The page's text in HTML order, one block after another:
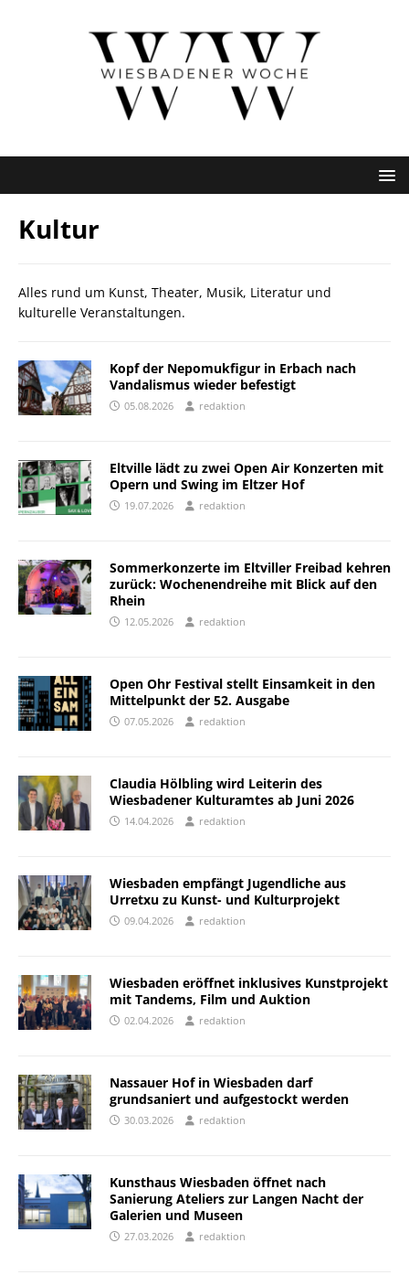
Kultur
Alles rund um Kunst, Theater, Musik, Literatur und
kulturelle Veranstaltungen.
Kopf der Nepomukfigur in Erbach nach
Vandalismus wieder befestigt
05.08.2026 redaktion
Eltville lädt zu zwei Open Air Konzerten mit
Opern und Swing im Eltzer Hof
19.07.2026 redaktion
Sommerkonzerte im Eltviller Freibad kehren
zurück: Wochenendreihe mit Blick auf den
Rhein
12.05.2026 redaktion
Open Ohr Festival stellt Einsamkeit in den
Mittelpunkt der 52. Ausgabe
07.05.2026 redaktion
Claudia Hölbling wird Leiterin des
Wiesbadener Kulturamtes ab Juni 2026
14.04.2026 redaktion
Wiesbaden empfängt Jugendliche aus
Urretxu zu Kunst- und Kulturprojekt
09.04.2026 redaktion
Wiesbaden eröffnet inklusives Kunstprojekt
mit Tandems, Film und Auktion
02.04.2026 redaktion
Nassauer Hof in Wiesbaden darf
grundsaniert und aufgestockt werden
30.03.2026 redaktion
Kunsthaus Wiesbaden öffnet nach
Sanierung Ateliers zur Langen Nacht der
Galerien und Museen
27.03.2026 redaktion